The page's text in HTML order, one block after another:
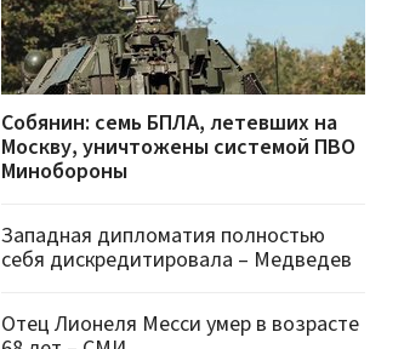
Собянин: семь БПЛА, летевших на
Москву, уничтожены системой ПВО
Минобороны
Западная дипломатия полностью
себя дискредитировала – Медведев
Отец Лионеля Месси умер в возрасте